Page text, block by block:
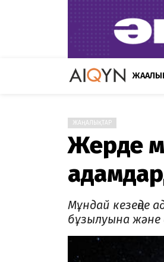
ЖАҢАЛЫҚТАР
Жерде
Мұндай кезеңде
бұзылуына